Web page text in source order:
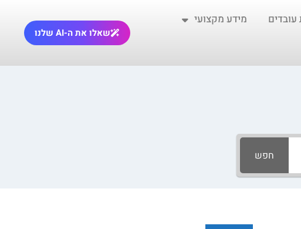
עובדים
מידע מקצועי
שאלו את ה-AI שלנו
חפש